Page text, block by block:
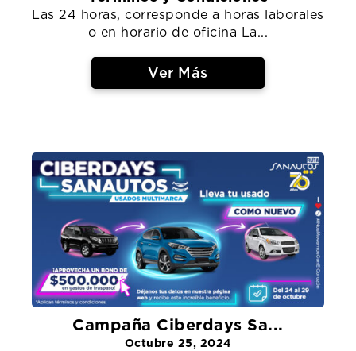
Las 24 horas, corresponde a horas laborales
o en horario de oficina La...
Ver Más
Campaña Ciberdays Sa...
Octubre 25, 2024